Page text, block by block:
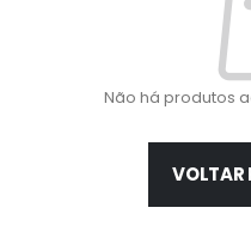
Não há produtos
VOLTAR